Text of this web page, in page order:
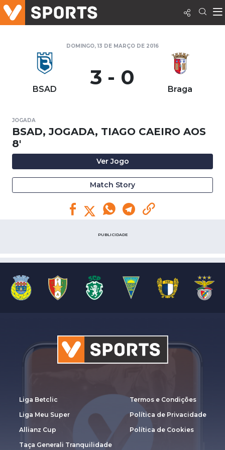
DOMINGO, 13 DE MARÇO DE 2016
BSAD 3 - 0 Braga
JOGADA
BSAD, JOGADA, TIAGO CAEIRO AOS
8'
Ver Jogo
Match Story
PUBLICIDADE
Liga Betclic
Liga Meu Super
Allianz Cup
Taça Generali Tranquilidade
Termos e Condições
Política de Privacidade
Política de Cookies